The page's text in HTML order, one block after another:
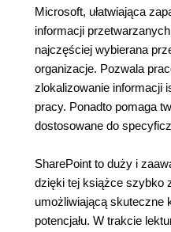
Microsoft, ułatwiająca
informacji
najczęściej wybierana
organizacje. Pozwala
zlokalizowanie informacji
pracy. Ponadto pomaga
dostosowane do
SharePoint to duży i
dzięki tej książce szybko
umożliwiającą skuteczne
potencjału. W trakcie